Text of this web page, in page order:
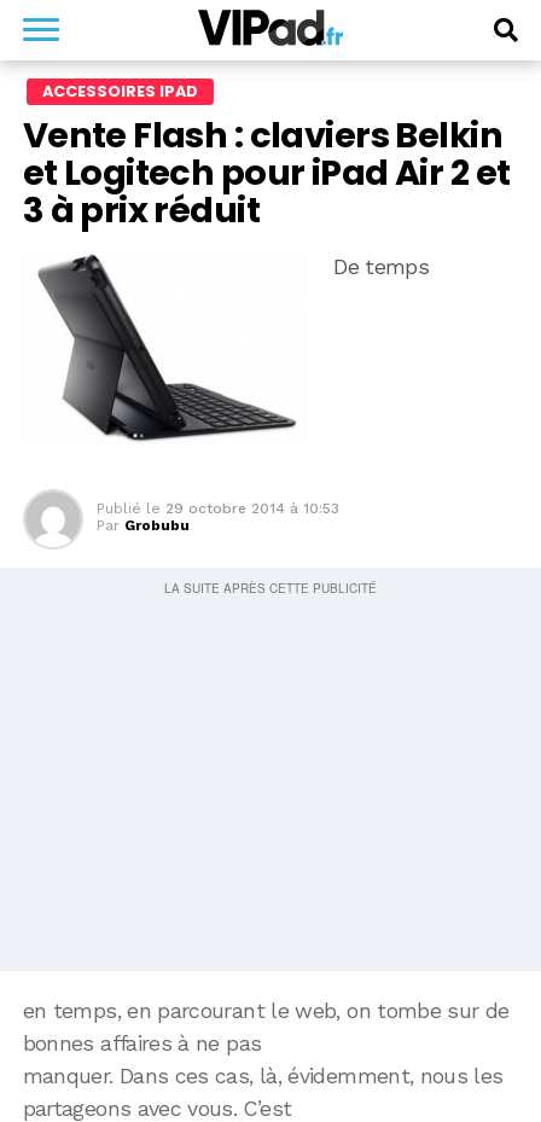
ACCESSOIRES IPAD
Vente Flash : claviers Belkin
et Logitech pour iPad Air 2 et
3 à prix réduit
De temps
Publié le 29 octobre 2014 à 10:53
Par Grobubu
en temps, en parcourant le web, on tombe sur de
bonnes affaires à ne pas
manquer. Dans ces cas, là, évidemment, nous les
partageons avec vous. C’est